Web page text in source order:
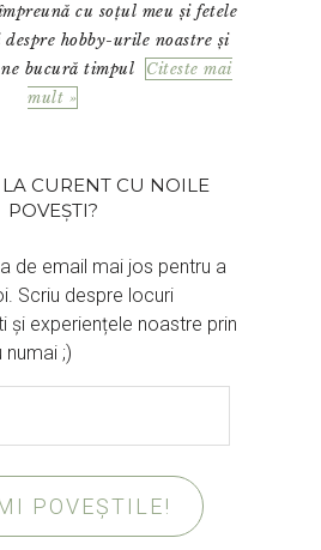
cu soțul meu și fetele
hobby-urile noastre și
bucură timpul
Citeste mai
mult »
CURENT CU NOILE
POVEȘTI?
de email mai jos pentru a
Scriu despre locuri
și experiențele noastre prin
numai ;)
POVEȘTILE!